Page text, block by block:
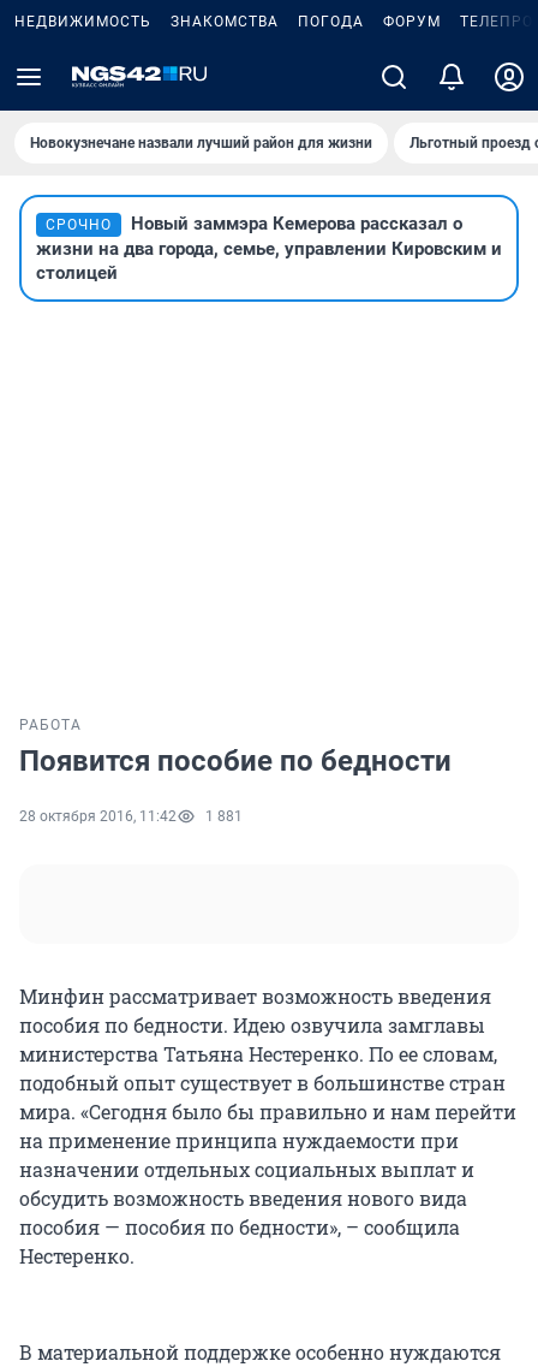
НЕДВИЖИМОСТЬ ЗНАКОМСТВА ПОГОДА ФОРУМ
Новокузнечане назвали лучший район для жизни Льготный проезд
СРОЧНО
Новый заммэра Кемерова рассказал о
жизни на два города, семье, управлении Кировским и
столицей
РАБОТА
Появится пособие по бедности
28 октября 2016, 11:42 1 881
Минфин рассматривает возможность введения
пособия по бедности. Идею озвучила замглавы
министерства Татьяна Нестеренко. По ее словам,
подобный опыт существует в большинстве стран
мира. «Сегодня было бы правильно и нам перейти
на применение принципа нуждаемости при
назначении отдельных социальных выплат и
обсудить возможность введения нового вида
пособия — пособия по бедности», – сообщила
Нестеренко.
В материальной поддержке особенно нуждаются